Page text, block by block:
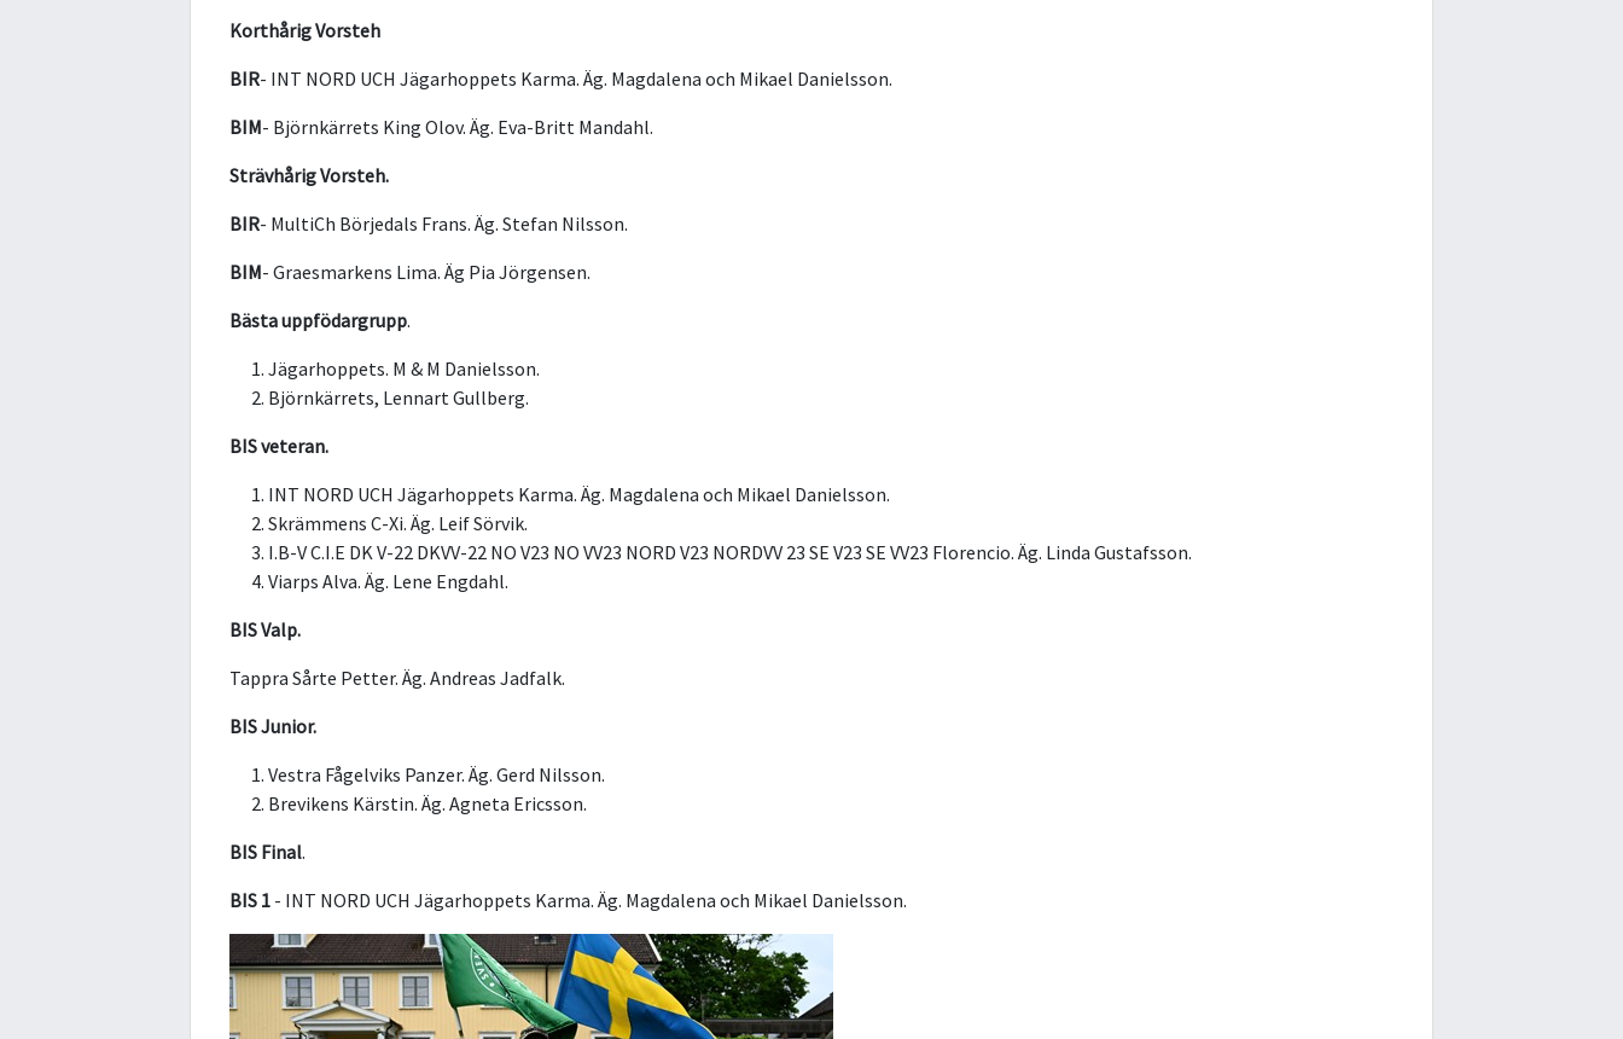
Korthårig Vorsteh
BIR- INT NORD UCH Jägarhoppets Karma. Äg. Magdalena och Mikael Danielsson.
BIM- Björnkärrets King Olov. Äg. Eva-Britt Mandahl.
Strävhårig Vorsteh.
BIR- MultiCh Börjedals Frans. Äg. Stefan Nilsson.
BIM- Graesmarkens Lima. Äg Pia Jörgensen.
Bästa uppfödargrupp.
Jägarhoppets. M & M Danielsson.
Björnkärrets, Lennart Gullberg.
BIS veteran.
INT NORD UCH Jägarhoppets Karma. Äg. Magdalena och Mikael Danielsson.
Skrämmens C-Xi. Äg. Leif Sörvik.
I.B-V C.I.E DK V-22 DKVV-22 NO V23 NO VV23 NORD V23 NORDVV 23 SE V23 SE VV23 Florencio. Äg. Linda Gustafsson.
Viarps Alva. Äg. Lene Engdahl.
BIS Valp.
Tappra Sårte Petter. Äg. Andreas Jadfalk.
BIS Junior.
Vestra Fågelviks Panzer. Äg. Gerd Nilsson.
Brevikens Kärstin. Äg. Agneta Ericsson.
BIS Final.
BIS 1 - INT NORD UCH Jägarhoppets Karma. Äg. Magdalena och Mikael Danielsson.